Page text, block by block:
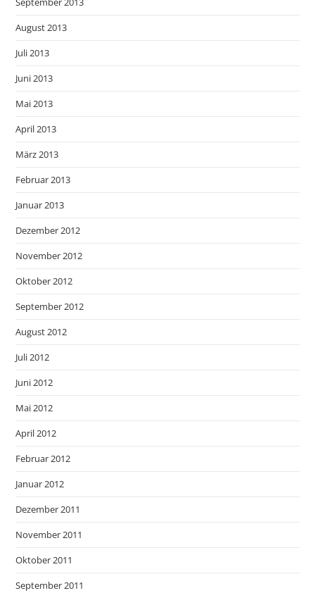
August 2013
Juli 2013
Juni 2013
Mai 2013
April 2013
März 2013
Februar 2013
Januar 2013
Dezember 2012
November 2012
Oktober 2012
September 2012
August 2012
Juli 2012
Juni 2012
Mai 2012
April 2012
Februar 2012
Januar 2012
Dezember 2011
November 2011
Oktober 2011
September 2011